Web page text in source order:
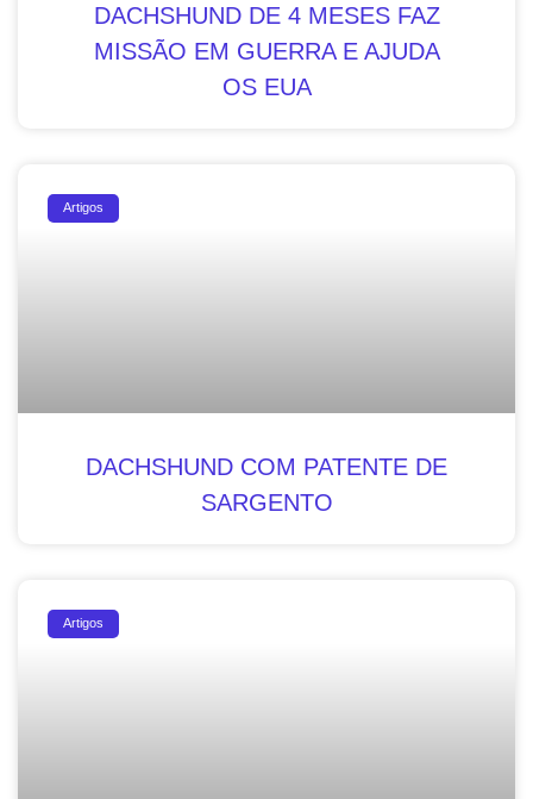
DACHSHUND DE 4 MESES FAZ
MISSÃO EM GUERRA E AJUDA
OS EUA
Artigos
DACHSHUND COM PATENTE DE
SARGENTO
Artigos